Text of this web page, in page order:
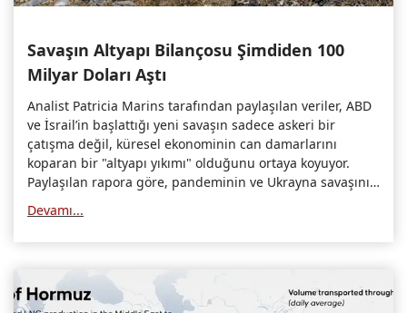
Savaşın Altyapı Bilançosu Şimdiden 100
Milyar Doları Aştı
Analist Patricia Marins tarafından paylaşılan veriler, ABD
ve İsrail’in başlattığı yeni savaşın sadece askeri bir
çatışma değil, küresel ekonominin can damarlarını
koparan bir "altyapı yıkımı" olduğunu ortaya koyuyor.
Paylaşılan rapora göre, pandeminin ve Ukrayna savaşının
Körfezi'nden gelen bu dev yıkımla "uzun süre hiçbir şeyin
eskisi gibi olmayacağı" bir karanlık döneme giriyor.
Devamı...